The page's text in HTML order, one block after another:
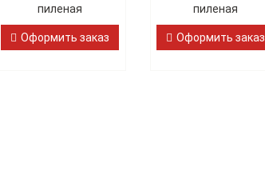
пиленая
Оформить заказ
пиленая
Оформить заказ